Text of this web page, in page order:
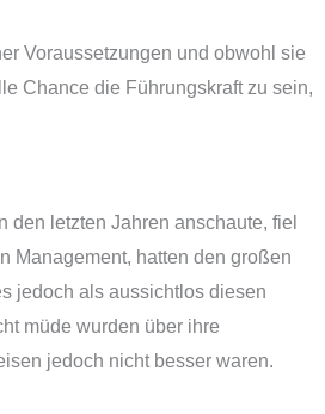
Voraussetzungen und obwohl sie
Chance die Führungskraft zu sein,
letzten Jahren anschaute, fiel
Management, hatten den großen
jedoch als aussichtlos diesen
müde wurden über ihre
jedoch nicht besser waren.